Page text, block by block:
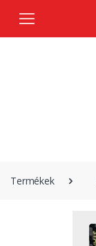
Termékek